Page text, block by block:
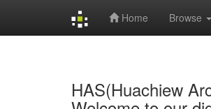
Home Browse
HAS(Huachiew